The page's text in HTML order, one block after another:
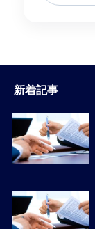
新着記事